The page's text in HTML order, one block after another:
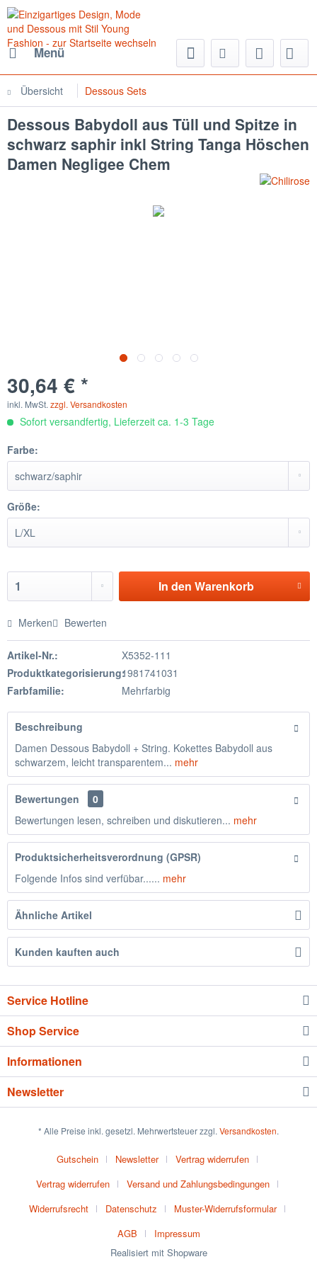
Menü
Übersicht Dessous Sets
Dessous Babydoll aus Tüll und Spitze in
schwarz saphir inkl String Tanga Höschen
Damen Negligee Chem
30,64 € *
inkl. MwSt. zzgl. Versandkosten
Sofort versandfertig, Lieferzeit ca. 1-3 Tage
Farbe:
Größe:
In den Warenkorb
Merken Bewerten
Artikel-Nr.:
X5352-111
Produktkategorisierung:1981741031
Farbfamilie:
Mehrfarbig
Beschreibung
Damen Dessous Babydoll + String. Kokettes Babydoll aus
schwarzem, leicht transparentem... mehr
Bewertungen
0
Bewertungen lesen, schreiben und diskutieren... mehr
Produktsicherheitsverordnung (GPSR)
Folgende Infos sind verfübar...... mehr
Ähnliche Artikel
Kunden kauften auch
Service Hotline
Shop Service
Informationen
Newsletter
* Alle Preise inkl. gesetzl. Mehrwertsteuer zzgl. Versandkosten.
Gutschein Newsletter
Vertrag widerrufen
Vertrag widerrufen
Versand und Zahlungsbedingungen
Widerrufsrecht
Datenschutz
Muster-Widerrufsformular
AGB
Impressum
Realisiert mit Shopware